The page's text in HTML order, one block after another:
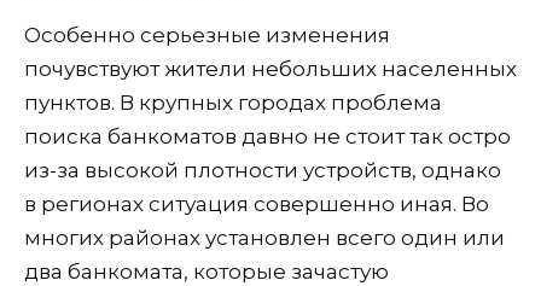
Особенно серьезные изменения
почувствуют жители небольших населенных
пунктов. В крупных городах проблема
поиска банкоматов давно не стоит так остро
из-за высокой плотности устройств, однако
в регионах ситуация совершенно иная. Во
многих районах установлен всего один или
два банкомата, которые зачастую